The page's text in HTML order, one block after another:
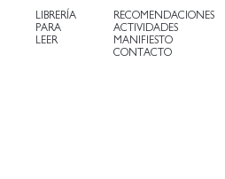
LIBRERÍA
PARA
LEER
RECOMENDACIONES
ACTIVIDADES
MANIFIESTO
CONTACTO